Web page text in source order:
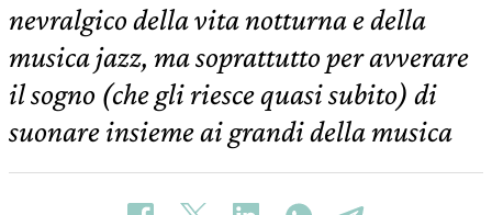
nevralgico della vita notturna e della
musica jazz, ma soprattutto per avverare
il sogno (che gli riesce quasi subito) di
suonare insieme ai grandi della musica